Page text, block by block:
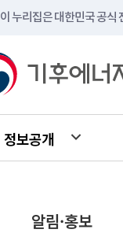
이 누리집은 대한민국 공식
정보공개
알림·홍보